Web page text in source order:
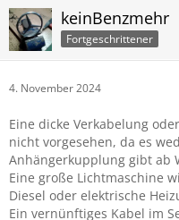
keinBenzmehr
Fortgeschrittener
4. November 2024
Eine dicke Verkabelung
nicht vorgesehen, da es
Anhängerkupplung gibt ab
Eine große Lichtmaschine
Diesel oder elektrische
Ein vernünftiges Kabel im